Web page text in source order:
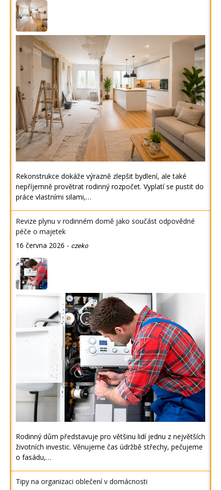
Rekonstrukce dokáže výrazně zlepšit bydlení, ale také
nepříjemně provětrat rodinný rozpočet. Vyplatí se pustit do
práce vlastními silami,…
Revize plynu v rodinném domě jako součást odpovědné
péče o majetek
16 června 2026 - czeko
Rodinný dům představuje pro většinu lidí jednu z největších
životních investic. Věnujeme čas údržbě střechy, pečujeme
o fasádu,…
Tipy na organizaci oblečení v domácnosti